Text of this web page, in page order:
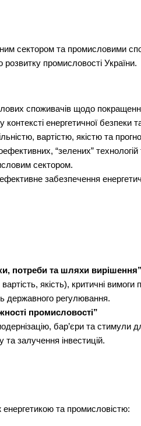
сектором та промисловими
розвитку промисловості України.
споживачів щодо
контексті енергетичної безпеки
вартістю, якістю та
“зелених” технологій
сектором.
забезпечення
потреби та шляхи вирішення”
якість), критичні
державного регулювання.
промисловості”
бар’єри та стимули
та залучення інвестицій.
та промисловістю: